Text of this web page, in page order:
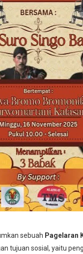
sebuah Pagelaran
tujuan sosial, yaitu